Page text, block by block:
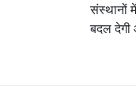
संस्थानों
बदल